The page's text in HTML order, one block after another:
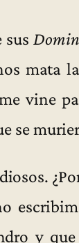
sus
mata
vine
se
y